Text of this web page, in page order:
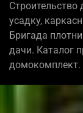
усадку,
Бригада
дачи. Каталог
домокомплект.